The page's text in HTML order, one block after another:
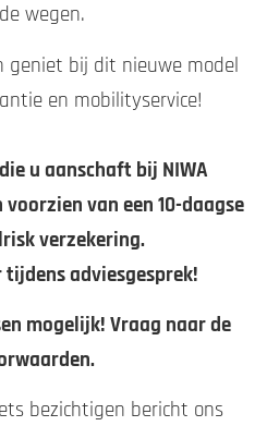
wegen.
geniet bij dit nieuwe model
en mobilityservice!
u aanschaft bij NIWA
van een 10-daagse
verzekering.
adviesgesprek!
mogelijk! Vraag naar de
bezichtigen bericht ons